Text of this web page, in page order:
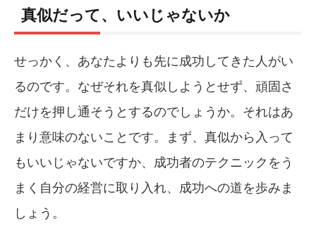
真似だって、いいじゃないか
せっかく、あなたよりも先に成功してきた人がい
るのです。なぜそれを真似しようとせず、頑固さ
だけを押し通そうとするのでしょうか。それはあ
まり意味のないことです。まず、真似から入って
もいいじゃないですか、成功者のテクニックをう
まく自分の経営に取り入れ、成功への道を歩みま
しょう。